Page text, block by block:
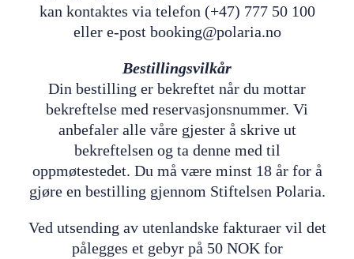
kan kontaktes via telefon (+47) 777 50 100
eller e-post booking@polaria.no
Bestillingsvilkår
Din bestilling er bekreftet når du mottar
bekreftelse med reservasjonsnummer. Vi
anbefaler alle våre gjester å skrive ut
bekreftelsen og ta denne med til
oppmøtestedet. Du må være minst 18 år for å
gjøre en bestilling gjennom Stiftelsen Polaria.
Ved utsending av utenlandske fakturaer vil det
pålegges et gebyr på 50 NOK for